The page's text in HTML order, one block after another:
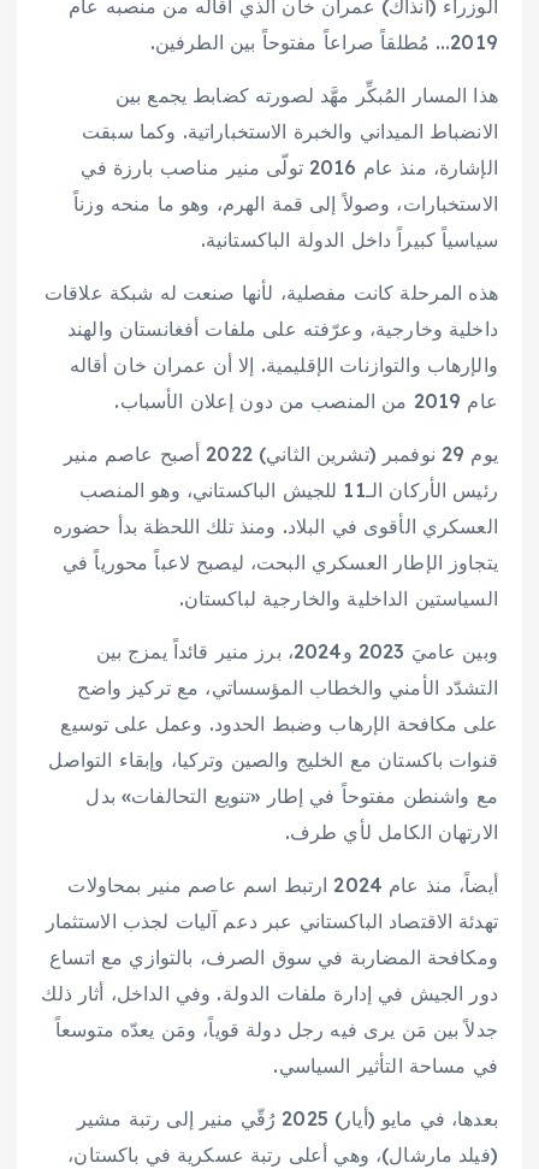
الوزراء (آنذاك) عمران خان الذي أقاله من منصبه عام
2019… مُطلقاً صراعاً مفتوحاً بين الطرفين.
هذا المسار المُبكِّر مهَّد لصورته كضابط يجمع بين
الانضباط الميداني والخبرة الاستخباراتية. وكما سبقت
الإشارة، منذ عام 2016 تولّى منير مناصب بارزة في
الاستخبارات، وصولاً إلى قمة الهرم، وهو ما منحه وزناً
سياسياً كبيراً داخل الدولة الباكستانية.
هذه المرحلة كانت مفصلية، لأنها صنعت له شبكة علاقات
داخلية وخارجية، وعرّفته على ملفات أفغانستان والهند
والإرهاب والتوازنات الإقليمية. إلا أن عمران خان أقاله
عام 2019 من المنصب من دون إعلان الأسباب.
يوم 29 نوفمبر (تشرين الثاني) 2022 أصبح عاصم منير
رئيس الأركان الـ11 للجيش الباكستاني، وهو المنصب
العسكري الأقوى في البلاد. ومنذ تلك اللحظة بدأ حضوره
يتجاوز الإطار العسكري البحت، ليصبح لاعباً محورياً في
السياستين الداخلية والخارجية لباكستان.
وبين عاميَ 2023 و2024، برز منير قائداً يمزج بين
التشدّد الأمني والخطاب المؤسساتي، مع تركيز واضح
على مكافحة الإرهاب وضبط الحدود. وعمل على توسيع
قنوات باكستان مع الخليج والصين وتركيا، وإبقاء التواصل
مع واشنطن مفتوحاً في إطار «تنويع التحالفات» بدل
الارتهان الكامل لأي طرف.
أيضاً، منذ عام 2024 ارتبط اسم عاصم منير بمحاولات
تهدئة الاقتصاد الباكستاني عبر دعم آليات لجذب الاستثمار
ومكافحة المضاربة في سوق الصرف، بالتوازي مع اتساع
دور الجيش في إدارة ملفات الدولة. وفي الداخل، أثار ذلك
جدلاً بين مَن يرى فيه رجل دولة قوياً، ومَن يعدّه متوسعاً
في مساحة التأثير السياسي.
بعدها، في مايو (أيار) 2025 رُقّي منير إلى رتبة مشير
(فيلد مارشال)، وهي أعلى رتبة عسكرية في باكستان،